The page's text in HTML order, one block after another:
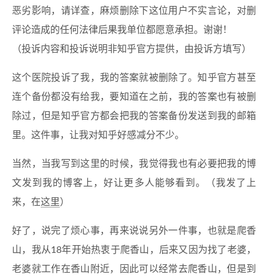
恶劣影响，请详查，麻烦删除下这位用户不实言论，对删
评论造成的任何法律后果我单位都愿意承担。谢谢！
（投诉内容和投诉说明非知乎官方提供，由投诉方填写）
这个医院投诉了我，我的答案就被删除了。知乎官方甚至
连个备份都没有给我，要知道在之前，我的答案也有被删
除过，但是知乎官方都会把我的答案备份发送到我的邮箱
里。这件事，让我对知乎好感减分不少。
当然，当我写到这里的时候，我觉得我也有必要把我的博
文发到我的博客上，好让更多人能够看到。（我发了上
来，在这里）
好了，说完了烦心事，再来说说另外一件事，也就是爬香
山，我从18年开始热衷于爬香山，后来又因为找了老婆，
老婆就工作在香山附近，因此可以经常去爬香山，但是到